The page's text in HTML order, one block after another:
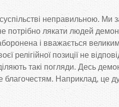
неправильною. Ми
лякати людей
і вважається
релігійної позиції не
такі погляди. Десь
благочестям. Наприклад, це